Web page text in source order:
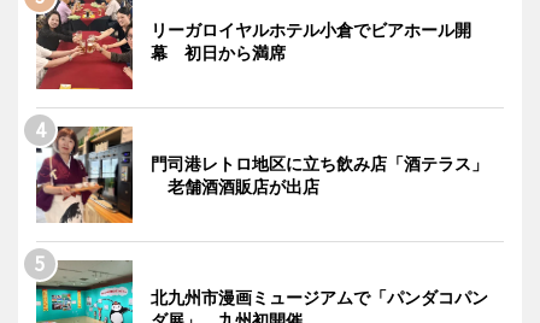
リーガロイヤルホテル小倉でビアホール開
幕 初日から満席
門司港レトロ地区に立ち飲み店「酒テラス」
老舗酒酒販店が出店
北九州市漫画ミュージアムで「パンダコパン